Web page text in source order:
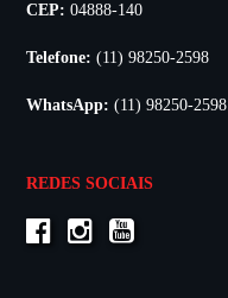
CEP: 04888-140
Telefone: (11) 98250-2598
WhatsApp: (11) 98250-2598
REDES SOCIAIS